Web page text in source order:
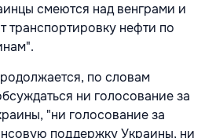
смеются над венграми и
транспортировку нефти по
по словам
ни голосование за
"ни голосование за
поддержку Украины, ни